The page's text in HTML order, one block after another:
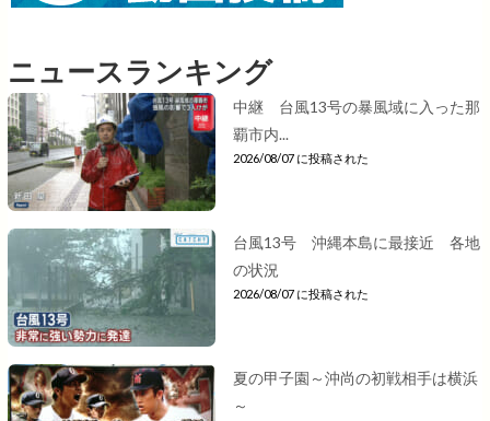
ニュースランキング
中継 台風13号の暴風域に入った那
覇市内...
2026/08/07 に投稿された
台風13号 沖縄本島に最接近 各地
の状況
2026/08/07 に投稿された
夏の甲子園～沖尚の初戦相手は横浜
～